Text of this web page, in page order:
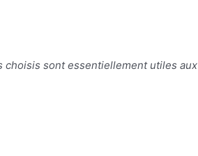
choisis sont essentiellement utiles aux